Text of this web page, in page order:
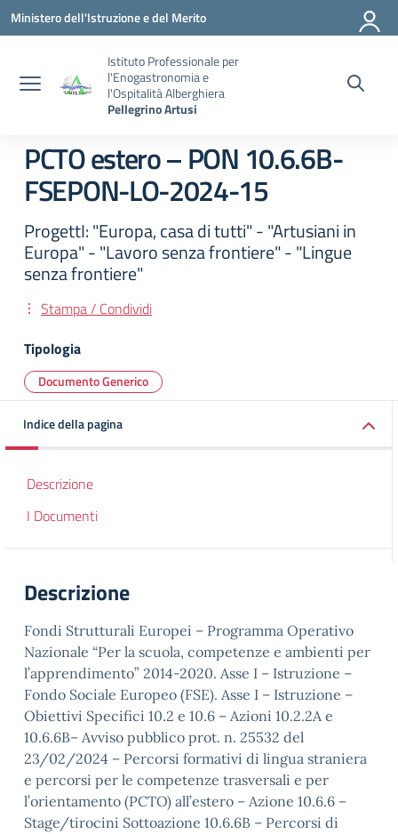
Vai ai contenuti
Vai al menu di navigazione
Vai al footer
Ministero dell'Istruzione e del Merito
Istituto Professionale per
l'Enogastronomia e
l'Ospitalità Alberghiera
Pellegrino Artusi
PCTO estero – PON 10.6.6B-
FSEPON-LO-2024-15
ProgettI: "Europa, casa di tutti" - "Artusiani in
Europa" - "Lavoro senza frontiere" - "Lingue
senza frontiere"
Stampa / Condividi
Tipologia
Documento Generico
Indice della pagina
Descrizione
I Documenti
Descrizione
Fondi Strutturali Europei – Programma Operativo
Nazionale “Per la scuola, competenze e ambienti per
l’apprendimento” 2014-2020. Asse I – Istruzione –
Fondo Sociale Europeo (FSE). Asse I – Istruzione –
Obiettivi Specifici 10.2 e 10.6 – Azioni 10.2.2A e
10.6.6B– Avviso pubblico prot. n. 25532 del
23/02/2024 – Percorsi formativi di lingua straniera
e percorsi per le competenze trasversali e per
l’orientamento (PCTO) all’estero – Azione 10.6.6 –
Stage/tirocini Sottoazione 10.6.6B – Percorsi di